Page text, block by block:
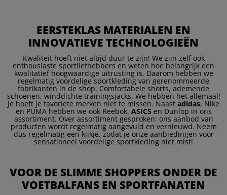
EERSTEKLAS MATERIALEN EN
INNOVATIEVE TECHNOLOGIEËN
Kwaliteit hoeft niet altijd duur te zijn! We zijn zelf ook
enthousiaste sportliefhebbers en weten hoe belangrijk een
kwalitatief hoogwaardige uitrusting is. Daarom hebben we
regelmatig voordelige sportkleding van gerenommeerde
fabrikanten in de shop. Comfortabele shorts, ademende
schoenen, winddichte trainingsjacks. We hebben het allemaal!
Je hoeft je favoriete merken niet te missen. Naast adidas, Nike
en PUMA hebben we ook Reebok, ASICS en Dunlop in ons
assortiment. Over assortiment gesproken: ons aanbod van
producten wordt regelmatig aangevuld en vernieuwd. Neem
dus regelmatig een kijkje, zodat je onze aanbiedingen voor
sensationeel voordelige sportkleding niet mist!
VOOR DE SLIMME SHOPPERS ONDER DE
VOETBALFANS EN SPORTFANATEN